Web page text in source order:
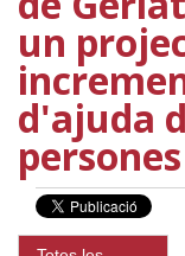
un
d'ajuda